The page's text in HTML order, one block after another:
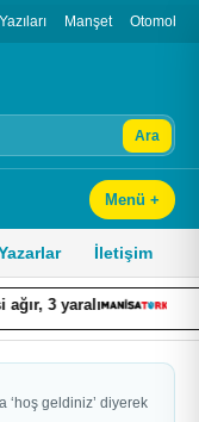
Manşet Otomobil
Ara
Menü +
İletişim
Bodrum’da havuz
‘hoş geldiniz’ diyerek